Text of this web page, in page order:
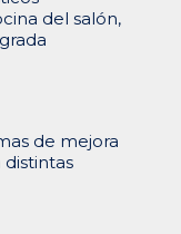
del salón,
de mejora